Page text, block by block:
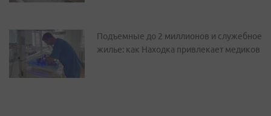
Подъемные до 2 миллионов и служебное
жилье: как Находка привлекает медиков